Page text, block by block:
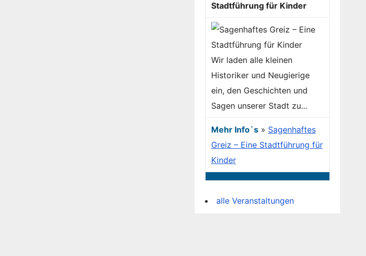
Stadtführung für Kinder
Wir laden alle kleinen
Historiker und Neugierige
ein, den Geschichten und
Sagen unserer Stadt zu...
Mehr Info`s» Sagenhaftes
Greiz – Eine Stadtführung für
Kinder
alle Veranstaltungen